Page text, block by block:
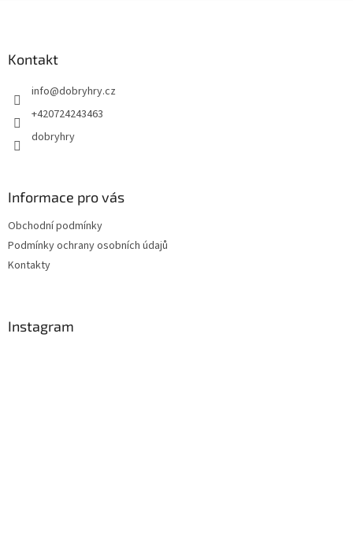
Kontakt
info@dobryhry.cz
+420724243463
dobryhry
Informace pro vás
Obchodní podmínky
Podmínky ochrany osobních údajů
Kontakty
Instagram